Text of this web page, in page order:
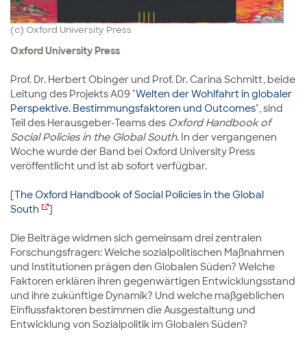
(c) Oxford University Press
Oxford University Press
Prof. Dr. Herbert Obinger und Prof. Dr. Carina Schmitt, beide
Leitung des Projekts A09 "Welten der Wohlfahrt in globaler
Perspektive. Bestimmungsfaktoren und Outcomes", sind
Teil des Herausgeber-Teams des Oxford Handbook of
Social Policies in the Global South. In der vergangenen
Woche wurde der Band bei Oxford University Press
veröffentlicht und ist ab sofort verfügbar.
[The Oxford Handbook of Social Policies in the Global
South
]
Die Beiträge widmen sich gemeinsam drei zentralen
Forschungsfragen: Welche sozialpolitischen Maßnahmen
und Institutionen prägen den Globalen Süden? Welche
Faktoren erklären ihren gegenwärtigen Entwicklungsstand
und ihre zukünftige Dynamik? Und welche maßgeblichen
Einflussfaktoren bestimmen die Ausgestaltung und
Entwicklung von Sozialpolitik im Globalen Süden?